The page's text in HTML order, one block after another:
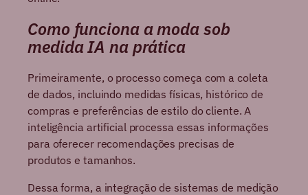
Como funciona a moda sob
medida IA na prática
Primeiramente, o processo começa com a coleta
de dados, incluindo medidas físicas, histórico de
compras e preferências de estilo do cliente. A
inteligência artificial processa essas informações
para oferecer recomendações precisas de
produtos e tamanhos.
Dessa forma, a integração de sistemas de medição